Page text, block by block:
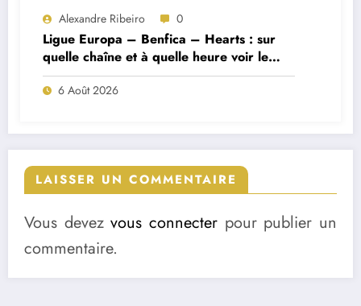
Alexandre Ribeiro 0
Ligue Europa – Benfica – Hearts : sur
quelle chaîne et à quelle heure voir le
match ?
6 Août 2026
LAISSER UN COMMENTAIRE
Vous devezvous connecter pour publier un
commentaire.